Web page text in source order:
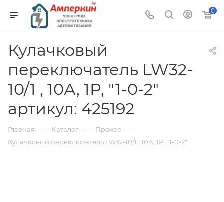
0
Кулачковый
переключатель LW32-
10/1 , 10А, 1P, "1-0-2"
артикул: 425192
Главная — Каталог — Прочее —
Кулачковый переключатель LW32-10/1 , 10А, 1P, "1-0-2"